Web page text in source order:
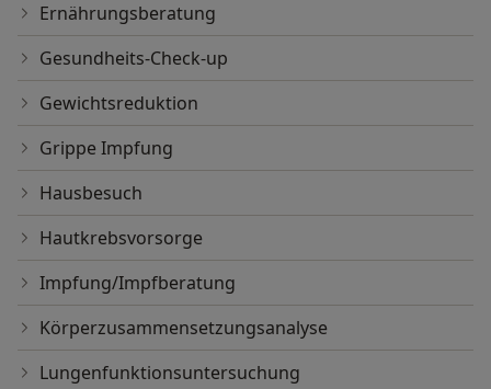
Ernährungsberatung
Gesundheits-Check-up
Gewichtsreduktion
Grippe Impfung
Hausbesuch
Hautkrebsvorsorge
Impfung/Impfberatung
Körperzusammensetzungsanalyse
Lungenfunktionsuntersuchung